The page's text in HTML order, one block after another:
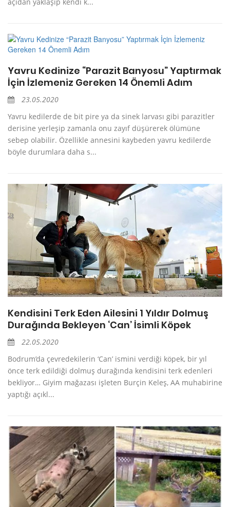
Yavru Kedinize “Parazit Banyosu” Yaptırmak
İçin İzlemeniz Gereken 14 Önemli Adım
23.05.2020
Yavru kedilerde de bit pire ya da sinek larvası gibi parazitler
derisine yerleşip zamanla onu zayıf düşürerek ölümüne
sebep olabilir. Özellikle annesini kaybeden yavru kedilerde
böyle durumlara daha s...
Kendisini Terk Eden Ailesini 1 Yıldır Dolmuş
Durağında Bekleyen ‘Can’ İsimli Köpek
22.05.2020
Bodrum’da çevredekilerin ‘Can’ ismini verdiği köpek, bir yıl
önce terk edildiği dolmuş durağında kendisini terk edenleri
bekliyor… Giyim mağazası işleten Burçin Keleş, AA muhabirine
yaptığı açıkl...